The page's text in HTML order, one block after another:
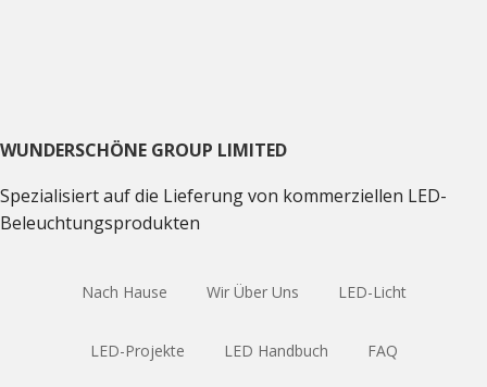
WUNDERSCHÖNE GROUP LIMITED
Spezialisiert auf die Lieferung von kommerziellen LED-
Beleuchtungsprodukten
Nach Hause Wir Über Uns LED-Licht
LED-Projekte LED Handbuch FAQ